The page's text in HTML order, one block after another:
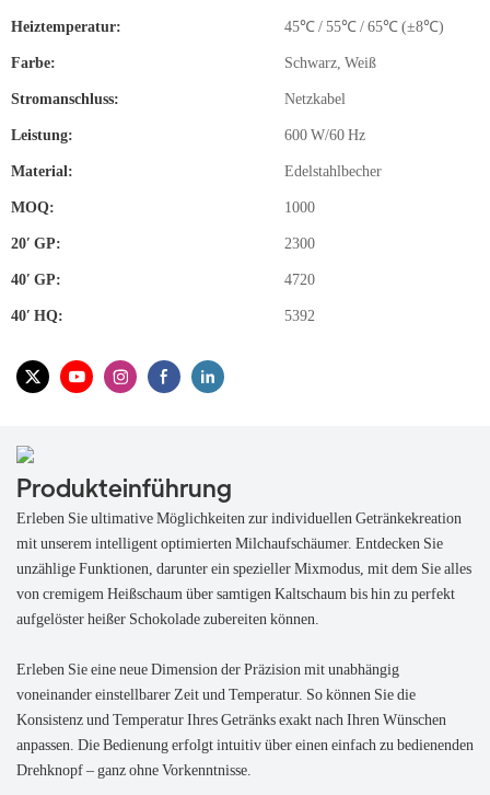
Heiztemperatur: 45℃ / 55℃ / 65℃ (±8℃)
Farbe: Schwarz, Weiß
Stromanschluss: Netzkabel
Leistung: 600 W/60 Hz
Material: Edelstahlbecher
MOQ: 1000
20′ GP: 2300
40′ GP: 4720
40′ HQ: 5392
Produkteinführung
Erleben Sie ultimative Möglichkeiten zur individuellen Getränkekreation
mit unserem intelligent optimierten Milchaufschäumer. Entdecken Sie
unzählige Funktionen, darunter ein spezieller Mixmodus, mit dem Sie alles
von cremigem Heißschaum über samtigen Kaltschaum bis hin zu perfekt
aufgelöster heißer Schokolade zubereiten können.
Erleben Sie eine neue Dimension der Präzision mit unabhängig
voneinander einstellbarer Zeit und Temperatur. So können Sie die
Konsistenz und Temperatur Ihres Getränks exakt nach Ihren Wünschen
anpassen. Die Bedienung erfolgt intuitiv über einen einfach zu bedienenden
Drehknopf – ganz ohne Vorkenntnisse.